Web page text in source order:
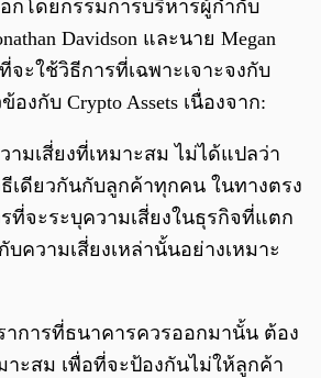
โดยกรรมการบริหารผู้กำกับ
Davidson และนาย Megan
จะใช้วิธีการที่เฉพาะเจาะจงกับ
งกับ Crypto Assets เนื่องจาก:
ามเสี่ยงที่เหมาะสม ไม่ได้แปลว่า
เดียวกันกับลูกค้าทุกคน ในทางตรง
ที่จะระบุความเสี่ยงในธุรกิจที่แตก
ความเสี่ยงเหล่านั้นอย่างเหมาะ
าการที่ธนาคารควรออกมานั้น ต้อง
าะสม เพื่อที่จะป้องกันไม่ให้ลูกค้า